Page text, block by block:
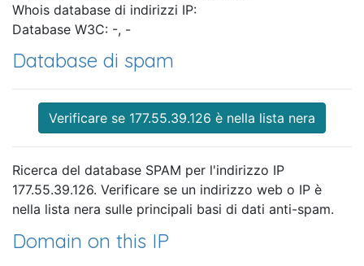
Whois database di indirizzi IP:
Database W3C: -, -
Database di spam
Verificare se 177.55.39.126 è nella lista nera
Ricerca del database SPAM per l'indirizzo IP
177.55.39.126. Verificare se un indirizzo web o IP è
nella lista nera sulle principali basi di dati anti-spam.
Domain on this IP